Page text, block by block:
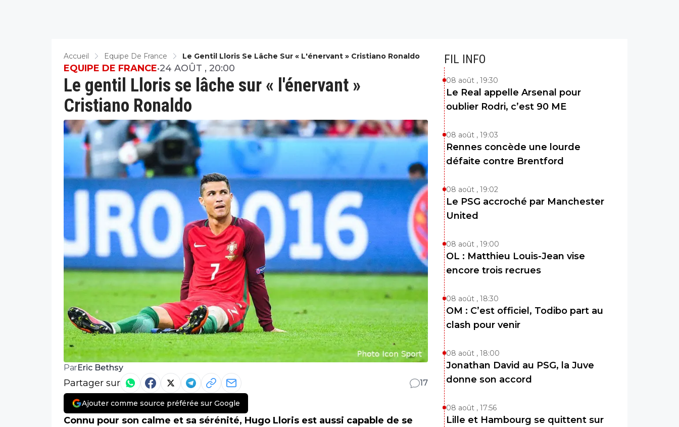
Accueil Equipe De France Le Gentil Lloris Se Lâche Sur « L'énervant » Cristiano Ronaldo
Le gentil Lloris se lâche sur « l'énervant »
Cristiano Ronaldo
EQUIPE DE FRANCE•24 AOÛT , 20:00
ParEric Bethsy
Partager sur 17
Ajouter comme source préférée sur Google
Connu pour son calme et sa sérénité, Hugo Lloris est aussi capable de se
FIL INFO
08 août , 19:30
Le Real appelle Arsenal pour
oublier Rodri, c’est 90 ME
08 août , 19:03
Rennes concède une lourde
défaite contre Brentford
08 août , 19:02
Le PSG accroché par Manchester
United
08 août , 19:00
OL : Matthieu Louis-Jean vise
encore trois recrues
08 août , 18:30
OM : C’est officiel, Todibo part au
clash pour venir
08 août , 18:00
Jonathan David au PSG, la Juve
donne son accord
08 août , 17:56
Lille et Hambourg se quittent sur